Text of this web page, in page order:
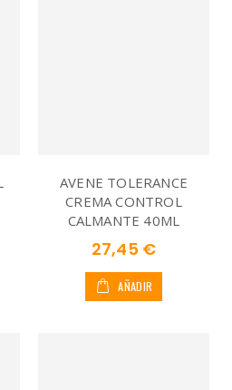
AVENE TOLERANCE
CREMA CONTROL
CALMANTE 40ML
27,45 €
AÑADIR